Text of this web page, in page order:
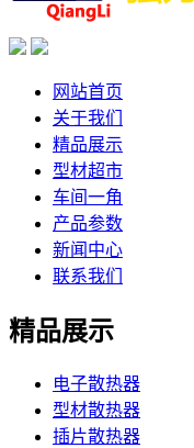
网站首页
关于我们
精品展示
型材超市
车间一角
产品参数
新闻中心
联系我们
精品展示
电子散热器
型材散热器
插片散热器